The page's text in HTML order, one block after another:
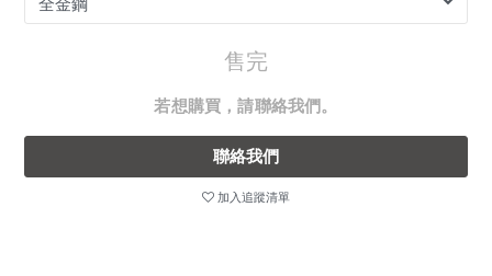
售完
若想購買，請聯絡我們。
聯絡我們
加入追蹤清單